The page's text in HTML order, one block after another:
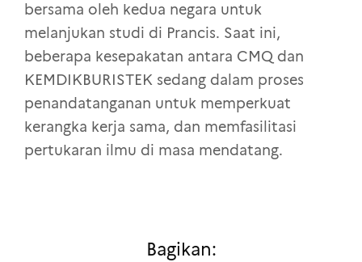
bersama oleh kedua negara untuk
melanjukan studi di Prancis. Saat ini,
beberapa kesepakatan antara CMQ dan
KEMDIKBURISTEK sedang dalam proses
penandatanganan untuk memperkuat
kerangka kerja sama, dan memfasilitasi
pertukaran ilmu di masa mendatang.
Bagikan: